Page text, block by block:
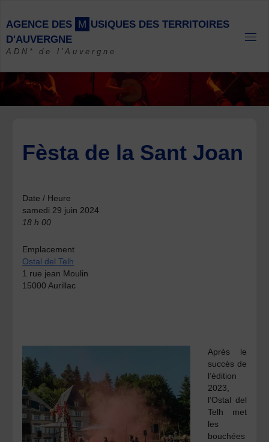
content
AGENCE DES M USIQUES DES TERRITOIRES
D'AUVERGNE
ADN* de l'Auvergne
Fèsta de la Sant Joan
Date / Heure
samedi 29 juin 2024
18 h 00
Emplacement
Ostal del Telh
1 rue jean Moulin
15000 Aurillac
Après le
succès de
l’édition
2023,
l’Ostal del
Telh met
les
bouchées